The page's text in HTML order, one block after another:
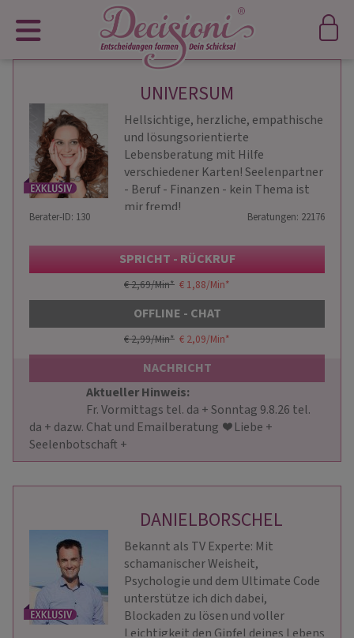
UNIVERSUM
Hellsichtige, herzliche, empathische
und lösungsorientierte
Lebensberatung mit Hilfe
verschiedener Karten! Seelenpartner
- Beruf - Finanzen - kein Thema ist
mir fremd!
Berater-ID: 130 Beratungen: 22176
SPRICHT - RÜCKRUF
€ 2,69/Min* € 1,88/Min*
OFFLINE - CHAT
€ 2,99/Min* € 2,09/Min*
NACHRICHT
Aktueller Hinweis:
da + dazw. Chat und Emailberatung  ❤️ Liebe +
Seelenbotschaft +
DANIELBORSCHEL
Bekannt als TV Experte: Mit
schamanischer Weisheit,
Psychologie und dem Ultimate Code
unterstütze ich dich dabei,
Blockaden zu lösen und voller
Leichtigkeit den Gipfel deines Lebens